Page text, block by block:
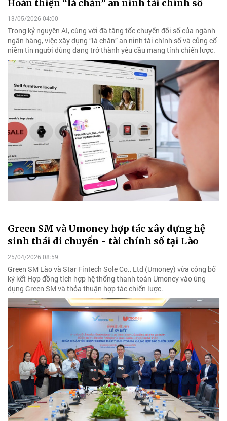
Hoàn thiện “lá chắn” an ninh tài chính số
13/05/2026 04:00
Trong kỷ nguyên AI, cùng với đà tăng tốc chuyển đổi số của ngành
ngân hàng, việc xây dựng “lá chắn” an ninh tài chính số và củng cố
niềm tin người dùng đang trở thành yêu cầu mang tính chiến lược.
Green SM và Umoney hợp tác xây dựng hệ
sinh thái di chuyển - tài chính số tại Lào
25/04/2026 08:59
Green SM Lào và Star Fintech Sole Co., Ltd (Umoney) vừa công bố
ký kết Hợp đồng tích hợp hệ thống thanh toán Umoney vào ứng
dụng Green SM và thỏa thuận hợp tác chiến lược.